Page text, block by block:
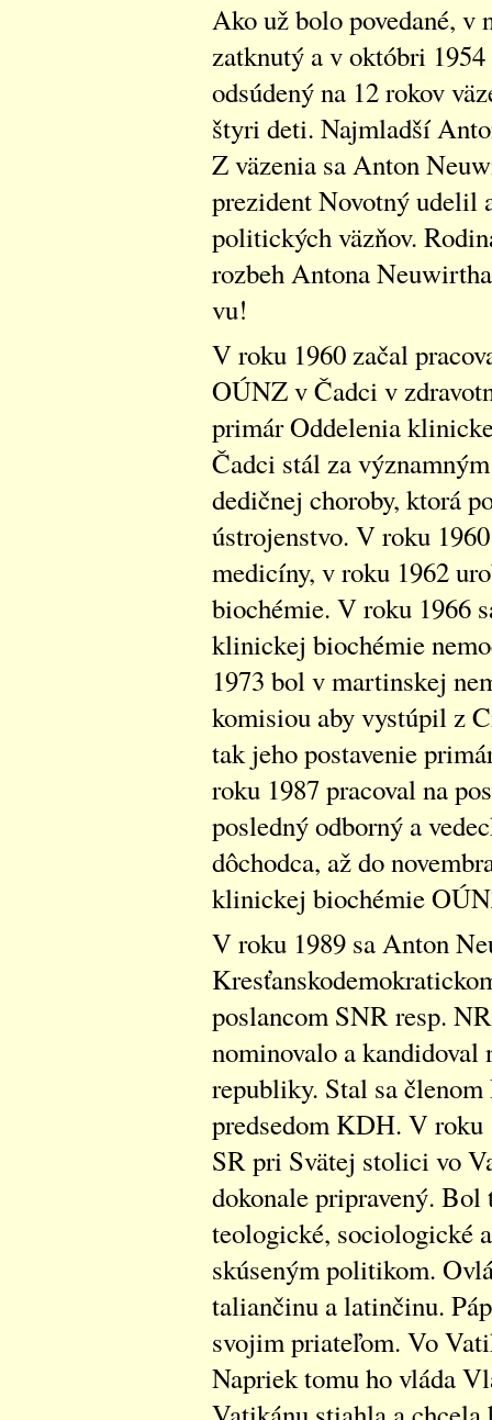
Ako už bolo povedané,
zatknutý a v októbri
odsúdený na 12 rokov
štyri deti. Najmladší
Z väzenia sa Anton
prezident Novotný udelil
politických väzňov.
rozbeh Antona
vu!
V roku 1960 začal
OÚNZ v Čadci v
primár Oddelenia
Čadci stál za
dedičnej choroby, ktorá
ústrojenstvo. V roku
medicíny, v roku 1962
biochémie. V roku 1966
klinickej biochémie
1973 bol v martinskej
komisiou aby vystúpil z
tak jeho postavenie
roku 1987 pracoval na
posledný odborný a
dôchodca, až do
klinickej biochémie
V roku 1989 sa Anton
poslancom SNR resp.
nominovalo a kandidoval
republiky. Stal sa
predsedom KDH. V roku
SR pri Svätej stolici vo
dokonale pripravený.
teologické, sociologické
skúseným politikom.
taliančinu a latinčinu.
svojim priateľom. Vo
Napriek tomu ho vláda